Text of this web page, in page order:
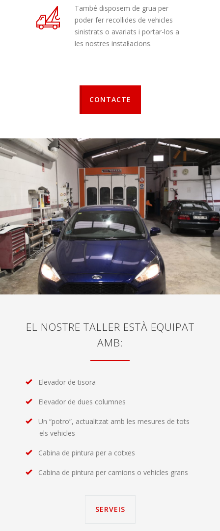
També disposem de grua per
poder fer recollides de vehicles
sinistrats o avariats i portar-los a
les nostres instal·lacions.
CONTACTE
EL NOSTRE TALLER ESTÀ EQUIPAT
AMB:
Elevador de tisora
Elevador de dues columnes
Un “potro”, actualitzat amb les mesures de tots
els vehicles
Cabina de pintura per a cotxes
Cabina de pintura per camions o vehicles grans
SERVEIS